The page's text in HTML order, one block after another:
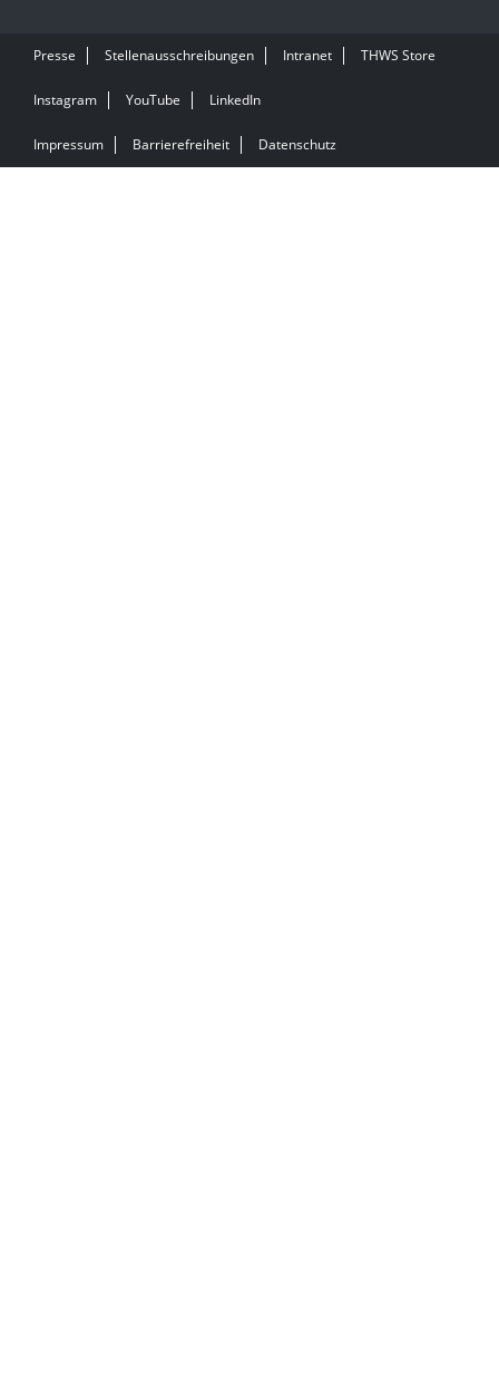
Presse Stellenausschreibungen Intranet THWS Store
Instagram YouTube LinkedIn
Impressum Barrierefreiheit Datenschutz